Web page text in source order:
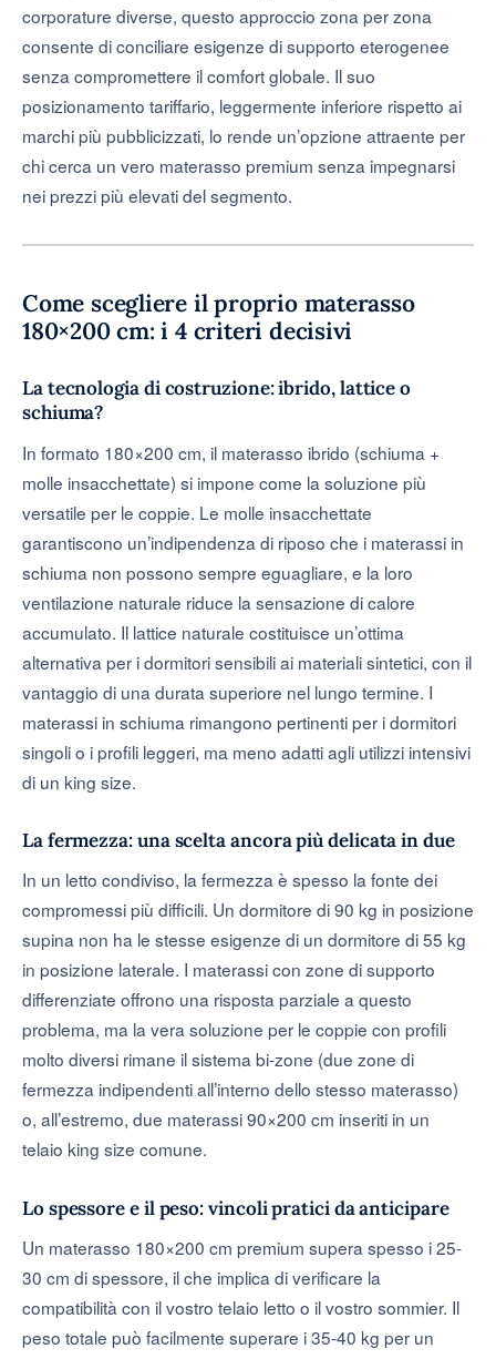
corporature diverse, questo approccio zona per zona
consente di conciliare esigenze di supporto eterogenee
senza compromettere il comfort globale. Il suo
posizionamento tariffario, leggermente inferiore rispetto ai
marchi più pubblicizzati, lo rende un’opzione attraente per
chi cerca un vero materasso premium senza impegnarsi
nei prezzi più elevati del segmento.
Come scegliere il proprio materasso
180×200 cm: i 4 criteri decisivi
La tecnologia di costruzione: ibrido, lattice o
schiuma?
In formato 180×200 cm, il materasso ibrido (schiuma +
molle insacchettate) si impone come la soluzione più
versatile per le coppie. Le molle insacchettate
garantiscono un’indipendenza di riposo che i materassi in
schiuma non possono sempre eguagliare, e la loro
ventilazione naturale riduce la sensazione di calore
accumulato. Il lattice naturale costituisce un’ottima
alternativa per i dormitori sensibili ai materiali sintetici, con il
vantaggio di una durata superiore nel lungo termine. I
materassi in schiuma rimangono pertinenti per i dormitori
singoli o i profili leggeri, ma meno adatti agli utilizzi intensivi
di un king size.
La fermezza: una scelta ancora più delicata in due
In un letto condiviso, la fermezza è spesso la fonte dei
compromessi più difficili. Un dormitore di 90 kg in posizione
supina non ha le stesse esigenze di un dormitore di 55 kg
in posizione laterale. I materassi con zone di supporto
differenziate offrono una risposta parziale a questo
problema, ma la vera soluzione per le coppie con profili
molto diversi rimane il sistema bi-zone (due zone di
fermezza indipendenti all’interno dello stesso materasso)
o, all’estremo, due materassi 90×200 cm inseriti in un
telaio king size comune.
Lo spessore e il peso: vincoli pratici da anticipare
Un materasso 180×200 cm premium supera spesso i 25-
30 cm di spessore, il che implica di verificare la
compatibilità con il vostro telaio letto o il vostro sommier. Il
peso totale può facilmente superare i 35-40 kg per un